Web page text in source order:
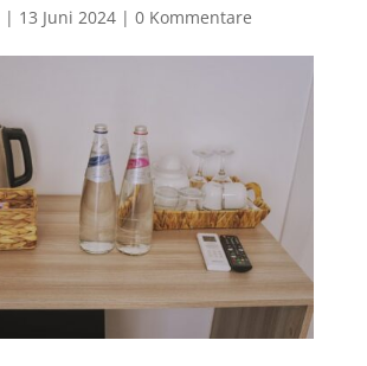
| 13 Juni 2024| 0 Kommentare